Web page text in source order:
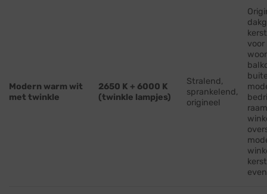
Modern warm wit
met twinkle
2650 K + 6000 K
(twinkle lampjes)
Stralend,
sprankelend,
origineel